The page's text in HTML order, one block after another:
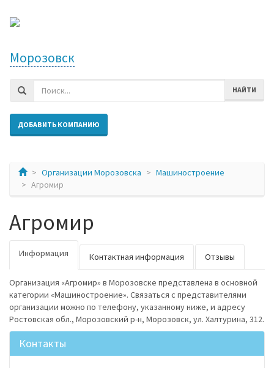
Морозовск
НАЙТИ
ДОБАВИТЬ КОМПАНИЮ
Организации Морозовска
Машиностроение
Агромир
Агромир
Информация Контактная информация Отзывы
Организация «Агромир» в Морозовске представлена в основной
категории «Машиностроение». Связаться с представителями
организации можно по телефону, указанному ниже, и адресу
Ростовская обл., Морозовский р-н, Морозовск, ул. Халтурина, 312.
Контакты